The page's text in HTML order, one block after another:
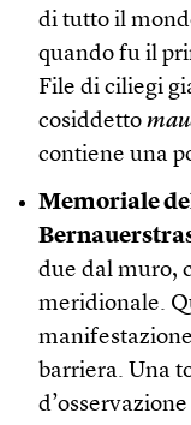
di tutto il
quando fu il
File di ciliegi
cosiddetto
contiene una
Memoriale
due dal muro,
meridionale.
barriera. Una